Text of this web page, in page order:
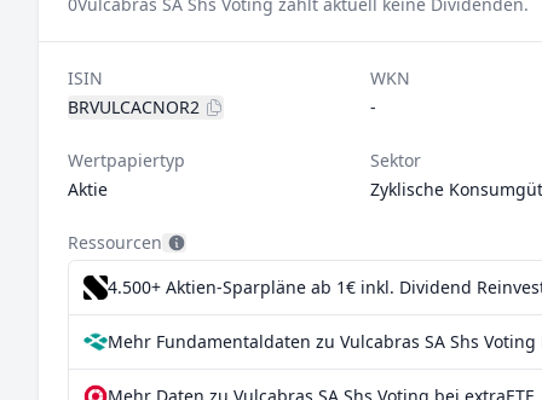
ISIN
BRVULCACNOR2
WKN
-
Wertpapiertyp
Aktie
Sektor
Zyklische
Ressourcen
4.500+ Aktien-Sparpläne ab 1€ inkl. Dividend
Mehr Fundamentaldaten zu Vulcabras SA Shs